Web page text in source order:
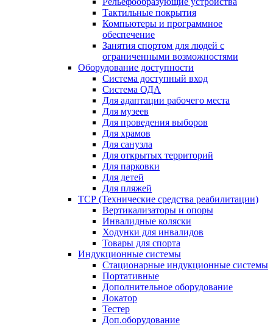
Тактильные покрытия
Компьютеры и программное
обеспечение
Занятия спортом для людей с
ограниченными возможностями
Оборудование доступности
Система доступный вход
Система ОДА
Для адаптации рабочего места
Для музеев
Для проведения выборов
Для храмов
Для санузла
Для открытых территорий
Для парковки
Для детей
Для пляжей
ТСР (Технические средства реабилитации)
Вертикализаторы и опоры
Инвалидные коляски
Ходунки для инвалидов
Товары для спорта
Индукционные системы
Стационарные индукционные системы
Портативные
Дополнительное оборудование
Локатор
Тестер
Доп.оборудование